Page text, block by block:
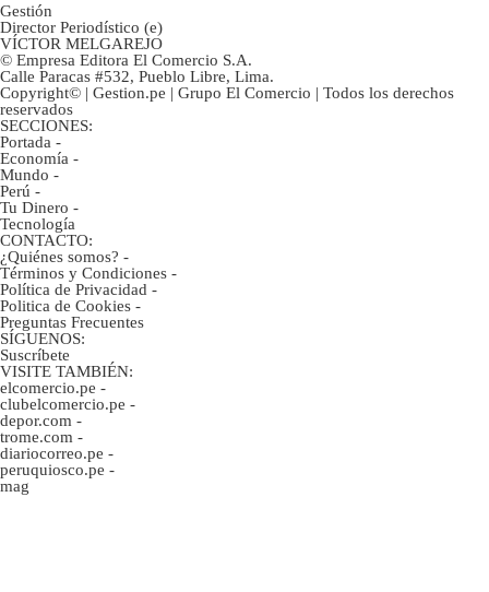
Gestión
Director Periodístico (e)
VÍCTOR MELGAREJO
© Empresa Editora El Comercio S.A.
Calle Paracas #532, Pueblo Libre, Lima.
Copyright© | Gestion.pe | Grupo El Comercio | Todos los derechos
reservados
SECCIONES:
Portada -
Economía -
Mundo -
Perú -
Tu Dinero -
Tecnología
CONTACTO:
¿Quiénes somos? -
Términos y Condiciones -
Política de Privacidad -
Politica de Cookies -
Preguntas Frecuentes
SÍGUENOS:
Suscríbete
VISITE TAMBIÉN:
elcomercio.pe -
clubelcomercio.pe -
depor.com -
trome.com -
diariocorreo.pe -
peruquiosco.pe -
mag